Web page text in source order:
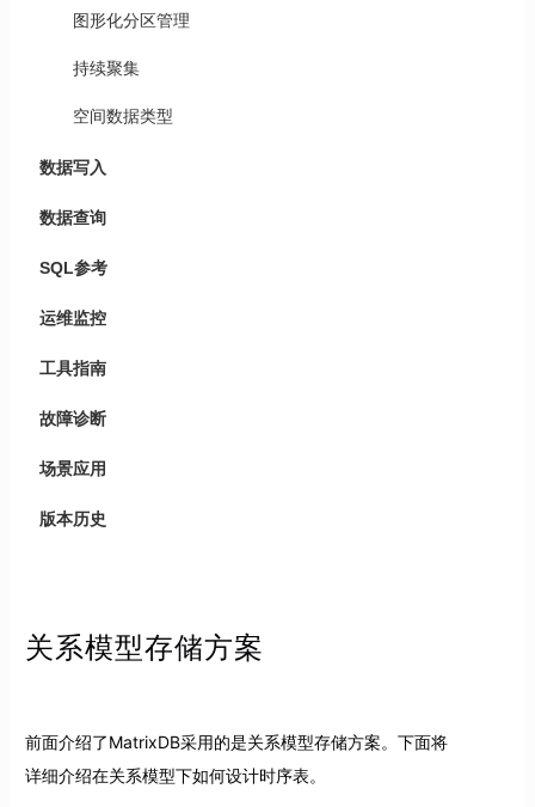
图形化分区管理
持续聚集
空间数据类型
数据写入
数据查询
SQL参考
运维监控
工具指南
故障诊断
场景应用
版本历史
关系模型存储方案
前面介绍了MatrixDB采用的是关系模型存储方案。下面将
详细介绍在关系模型下如何设计时序表。